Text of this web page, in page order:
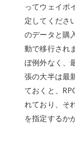
ってウェイポ
定してくださ
のデータと購
動で移行され
ぼ例外なく、
張の大半は最
ておくと、
れており、そ
を指定するか